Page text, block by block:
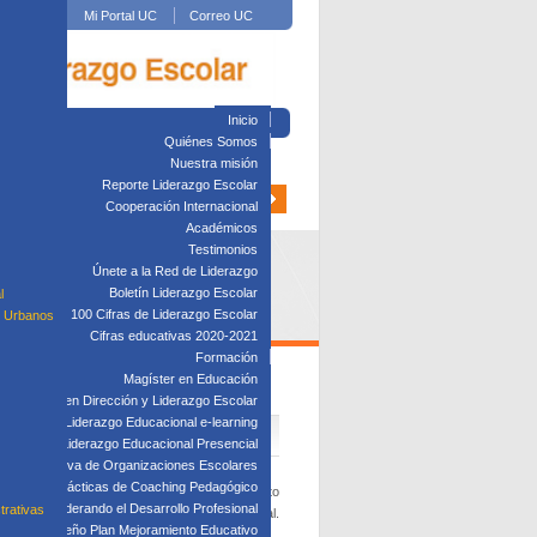
Mi Portal UC Correo UC
Urbanos
Inicio
Quiénes Somos
Nuestra misión
Reporte Liderazgo Escolar
Cooperación Internacional
Académicos
Testimonios
Únete a la Red de Liderazgo
Boletín Liderazgo Escolar
100 Cifras de Liderazgo Escolar
Cifras educativas 2020-2021
Formación
Magíster en Educación
Diplomado en Dirección y Liderazgo Escolar
en Liderazgo Educacional e-learning
en Liderazgo Educacional Presencial
Directiva de Organizaciones Escolares
Taller: Prácticas de Coaching Pedagógico
Taller: Liderando el Desarrollo Profesional
Taller: Diseño Plan Mejoramiento Educativo
e inducción para Directores como requisito
a lo largo de su trayectoria profesional.